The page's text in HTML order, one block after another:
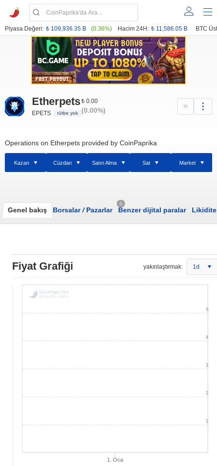
Piyasa Değeri: ₺ 109,936.35 B (0.36%) Hacim 24H: ₺ 11,586.05 B BTC
Etherpets
EPETS rütbe yok
₺ 0.00
(0.00%)
Operations on Etherpets provided by CoinPaprika
Kazan Cüzdan Satın Alma Sat Market
Genel bakış Borsalar/Pazarlar
0
Benzer dijital paralar Likidite
Fiyat Grafiği yakınlaştırmak: 1d
1. Oca
1
2
3
4
5